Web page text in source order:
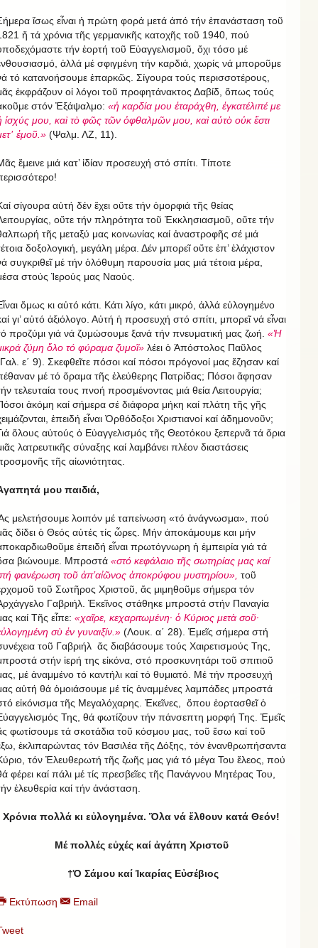
ἴσως εἶναι ἡ πρώτη φορά μετά ἀπό τήν ἐπανάσταση τοῦ
ἤ τά χρόνια τῆς γερμανικῆς κατοχῆς τοῦ 1940, πού
τήν ἑορτή τοῦ Εὐαγγελισμοῦ, ὄχι τόσο μέ
ἀλλά μέ σφιγμένη τήν καρδιά, χωρίς νά μποροῦμε
τό κατανοήσουμε ἐπαρκῶς. Σίγουρα τούς περισσοτέρους,
ἐκφράζουν οἱ λόγοι τοῦ προφητάνακτος Δαβίδ, ὅπως τούς
στόν Ἐξάψαλμο: «ἡ καρδία μου ἐταράχθη, ἐγκατέλιπέ με
ἰσχύς μου, καὶ τὸ φῶς τῶν ὀφθαλμῶν μου, καὶ αὐτὸ οὐκ ἔστι
ἐμοῦ.» (Ψαλμ. ΛΖ, 11).
ἔμεινε μιά κατ’ ἰδίαν προσευχή στό σπίτι. Τίποτε
σίγουρα αὐτή δέν ἔχει οὔτε τήν ὀμορφιά τῆς θείας
οὔτε τήν πληρότητα τοῦ Ἐκκλησιασμοῦ, οὔτε τήν
τῆς μεταξύ μας κοινωνίας καί ἀναστροφῆς σέ μιά
δοξολογική, μεγάλη μέρα. Δέν μπορεῖ οὔτε ἐπ’ ἐλάχιστον
συγκριθεῖ μέ τήν ὁλόθυμη παρουσία μας μιά τέτοια μέρα,
στούς Ἱερούς μας Ναούς.
ὅμως κι αὐτό κάτι. Κάτι λίγο, κάτι μικρό, ἀλλά εὐλογημένο
γι’ αὐτό ἀξιόλογο. Αὐτή ἡ προσευχή στό σπίτι, μπορεῖ νά εἶναι
προζύμι γιά νά ζυμώσουμε ξανά τήν πνευματική μας ζωή. «Ἡ
ζύμη ὅλο τό φύραμα ζυμοῖ» λέει ὁ Ἀπόστολος Παῦλος
ε΄ 9). Σκεφθεῖτε πόσοι καί πόσοι πρόγονοί μας ἔζησαν καί
μέ τό ὅραμα τῆς ἐλεύθερης Πατρίδας; Πόσοι ἄφησαν
τελευταία τους πνοή προσμένοντας μιά θεία Λειτουργία;
ἀκόμη καί σήμερα σέ διάφορα μήκη καί πλάτη τῆς γῆς
ἐπειδή εἶναι Ὀρθόδοξοι Χριστιανοί καί ἀδημονοῦν;
ὅλους αὐτούς ὁ Εὐαγγελισμός τῆς Θεοτόκου ξεπερνᾶ τά ὅρια
λατρευτικῆς σύναξης καί λαμβάνει πλέον διαστάσεις
τῆς αἰωνιότητας.
μου παιδιά,
μελετήσουμε λοιπόν μέ ταπείνωση «τό ἀνάγνωσμα», πού
δίδει ὁ Θεός αὐτές τίς ὧρες. Μήν ἀποκάμουμε και μήν
ἐπειδή εἶναι πρωτόγνωρη ἡ ἐμπειρία γιά τά
βιώνουμε. Μπροστά «στό κεφάλαιο τῆς σωτηρίας μας καί
φανέρωση τοῦ ἀπ’αἰῶνος ἀποκρύφου μυστηρίου», τοῦ
τοῦ Σωτῆρος Χριστοῦ, ἄς μιμηθοῦμε σήμερα τόν
Γαβριήλ. Ἐκεῖνος στάθηκε μπροστά στήν Παναγία
καί Τῆς εἶπε: «χαῖρε, κεχαριτωμένη· ὁ Κύριος μετὰ σοῦ·
σὺ ἐν γυναιξίν.» (Λουκ. α΄ 28). Ἐμεῖς σήμερα στή
τοῦ Γαβριήλ ἄς διαβάσουμε τούς Χαιρετισμούς Της,
στήν ἱερή της εἰκόνα, στό προσκυνητάρι τοῦ σπιτιοῦ
μέ ἀναμμένο τό καντήλι καί τό θυμιατό. Μέ τήν προσευχή
αὐτή θά ὁμοιάσουμε μέ τίς ἀναμμένες λαμπάδες μπροστά
εἰκόνισμα τῆς Μεγαλόχαρης. Ἐκεῖνες, ὅπου ἑορτασθεῖ ὁ
Της, θά φωτίζουν τήν πάνσεπτη μορφή Της. Ἐμεῖς
φωτίσουμε τά σκοτάδια τοῦ κόσμου μας, τοῦ ἔσω καί τοῦ
ἐκλιπαρώντας τόν Βασιλέα τῆς Δόξης, τόν ἐνανθρωπήσαντα
τόν Ἐλευθερωτή τῆς ζωῆς μας γιά τό μέγα Του ἔλεος, πού
φέρει καί πάλι μέ τίς πρεσβεῖες τῆς Πανάγνου Μητέρας Του,
ἐλευθερία καί τήν ἀνάσταση.
Χρόνια πολλά κι εὐλογημένα. Ὅλα νά ἔλθουν κατά Θεόν!
Μέ πολλές εὐχές καί ἀγάπη Χριστοῦ
†Ὁ Σάμου καί Ἰκαρίας Εὐσέβιος
Εκτύπωση Email